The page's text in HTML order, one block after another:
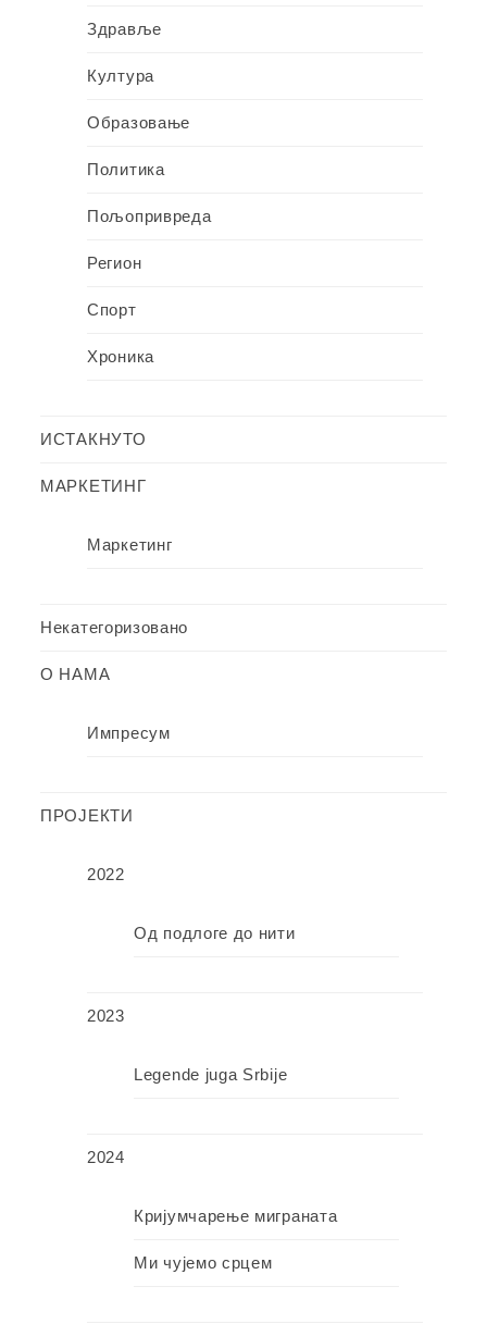
Здравље
Култура
Образовање
Политика
Пољопривреда
Регион
Спорт
Хроника
ИСТАКНУТО
МАРКЕТИНГ
Маркетинг
Некатегоризовано
О НАМА
Импресум
ПРОЈЕКТИ
2022
Од подлоге до нити
2023
Legende juga Srbije
2024
Кријумчарење миграната
Ми чујемо срцем